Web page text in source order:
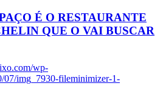
É O RESTAURANTE
QUE O VAI BUSCAR
wp-
07/img_7930-fileminimizer-1-